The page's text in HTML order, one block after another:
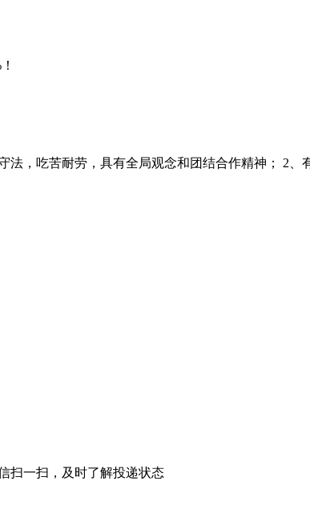
，吃苦耐劳，具有全局观念和团结合作精神； 2
扫一扫，及时了解投递状态